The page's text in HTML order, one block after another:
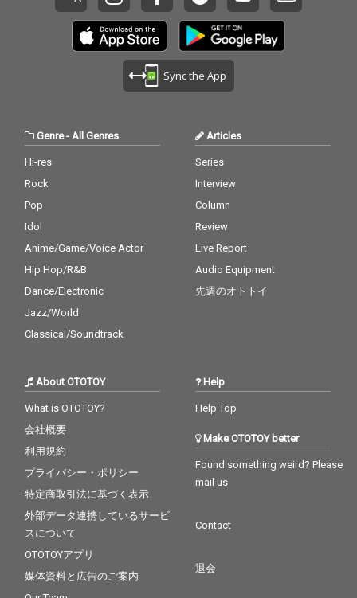
Sync the App
Genre- All Genres
Hi-res
Rock
Pop
Idol
Anime/Game/Voice Actor
Hip Hop/R&B
Dance/Electronic
Jazz/World
Classical/Soundtrack
Articles
Series
Interview
Column
Review
Live Report
Audio Equipment
先週のオトトイ
About OTOTOY
What is OTOTOY?
会社概要
利用規約
プライバシー・ポリシー
特定商取引法に基づく表示
外部データ連携しているサービ
スについて
OTOTOYアプリ
媒体資料と広告のご案内
Help
Help Top
Make OTOTOY better
Found something weird? Please
mail us
Contact
退会